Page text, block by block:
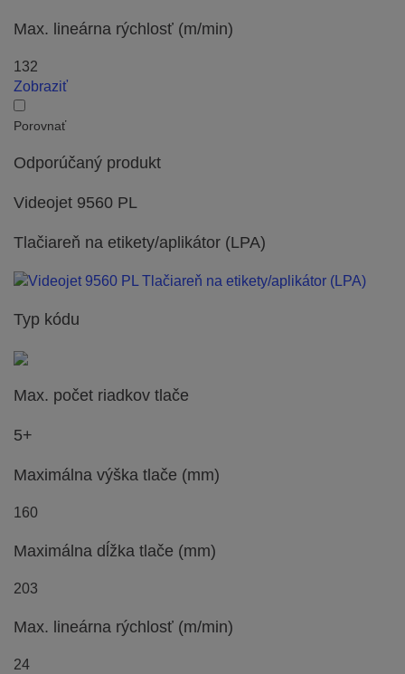
Max. lineárna rýchlosť (m/min)
132
Zobraziť
Porovnať
Odporúčaný produkt
Videojet 9560 PL
Tlačiareň na etikety/aplikátor (LPA)
Typ kódu
Max. počet riadkov tlače
5+
Maximálna výška tlače (mm)
160
Maximálna dĺžka tlače (mm)
203
Max. lineárna rýchlosť (m/min)
24